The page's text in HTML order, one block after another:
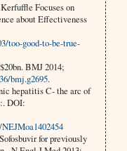
Focuses on
about Effectiveness
too-good-to-be-true-
BMJ 2014;
bmj.g2695.
hepatitis C- the arc of
DOI:
for previously